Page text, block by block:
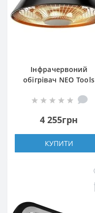
Інфрачервоний
обігрівач NEO Tools
4 255грн
КУПИТИ